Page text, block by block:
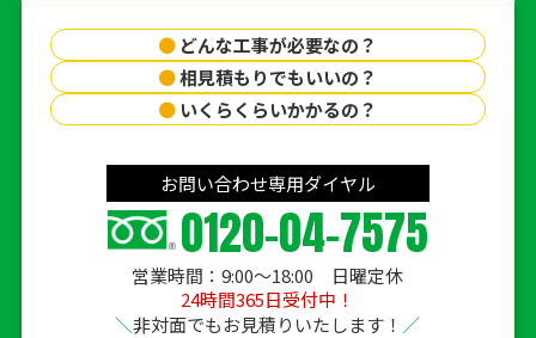
● どんな工事が必要なの？
●相見積もりでもいいの？
● いくらくらいかかるの？
お問い合わせ専用ダイヤル
0120-04-7575
営業時間：9:00〜18:00 日曜定休
24時間365日受付中！
非対面でもお見積りいたします！